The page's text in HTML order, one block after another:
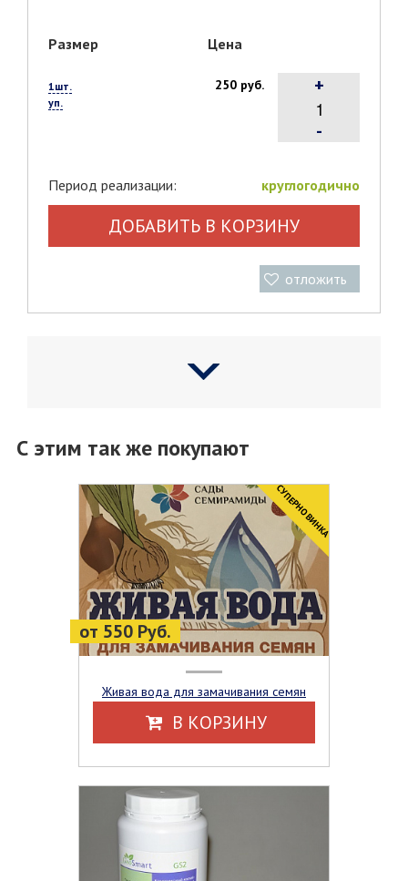
Размер Цена
1шт.
уп.
250 руб.
-
+
Период реализации: круглогодично
ДОБАВИТЬ В КОРЗИНУ
отложить
С этим так же покупают
от 550 Руб.
CУПЕРНОВИНКА
Живая вода для замачивания семян
В КОРЗИНУ